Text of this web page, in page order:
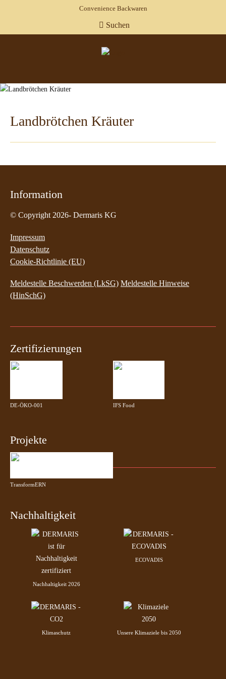
Convenience Backwaren
Suchen
Landbrötchen Kräuter
Information
© Copyright 2026- Dermaris KG
Impressum
Datenschutz
Cookie-Richtlinie (EU)
Meldestelle Beschwerden (LkSG) Meldestelle Hinweise
(HinSchG)
Zertifizierungen
DE-ÖKO-001 IFS Food
Projekte
TransformERN
Nachhaltigkeit
Nachhaltigkeit 2026
ECOVADIS
Klimaschutz Unsere Klimaziele bis 2050